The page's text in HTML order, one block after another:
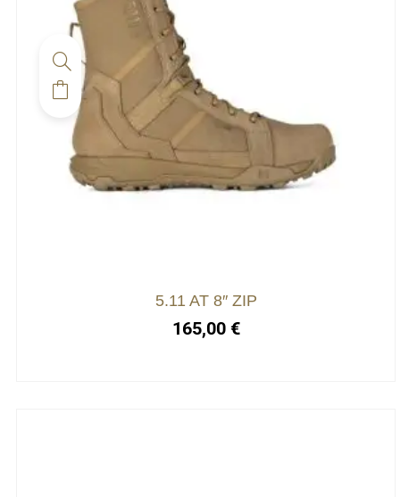
5.11 AT 8″ ZIP
165,00 €